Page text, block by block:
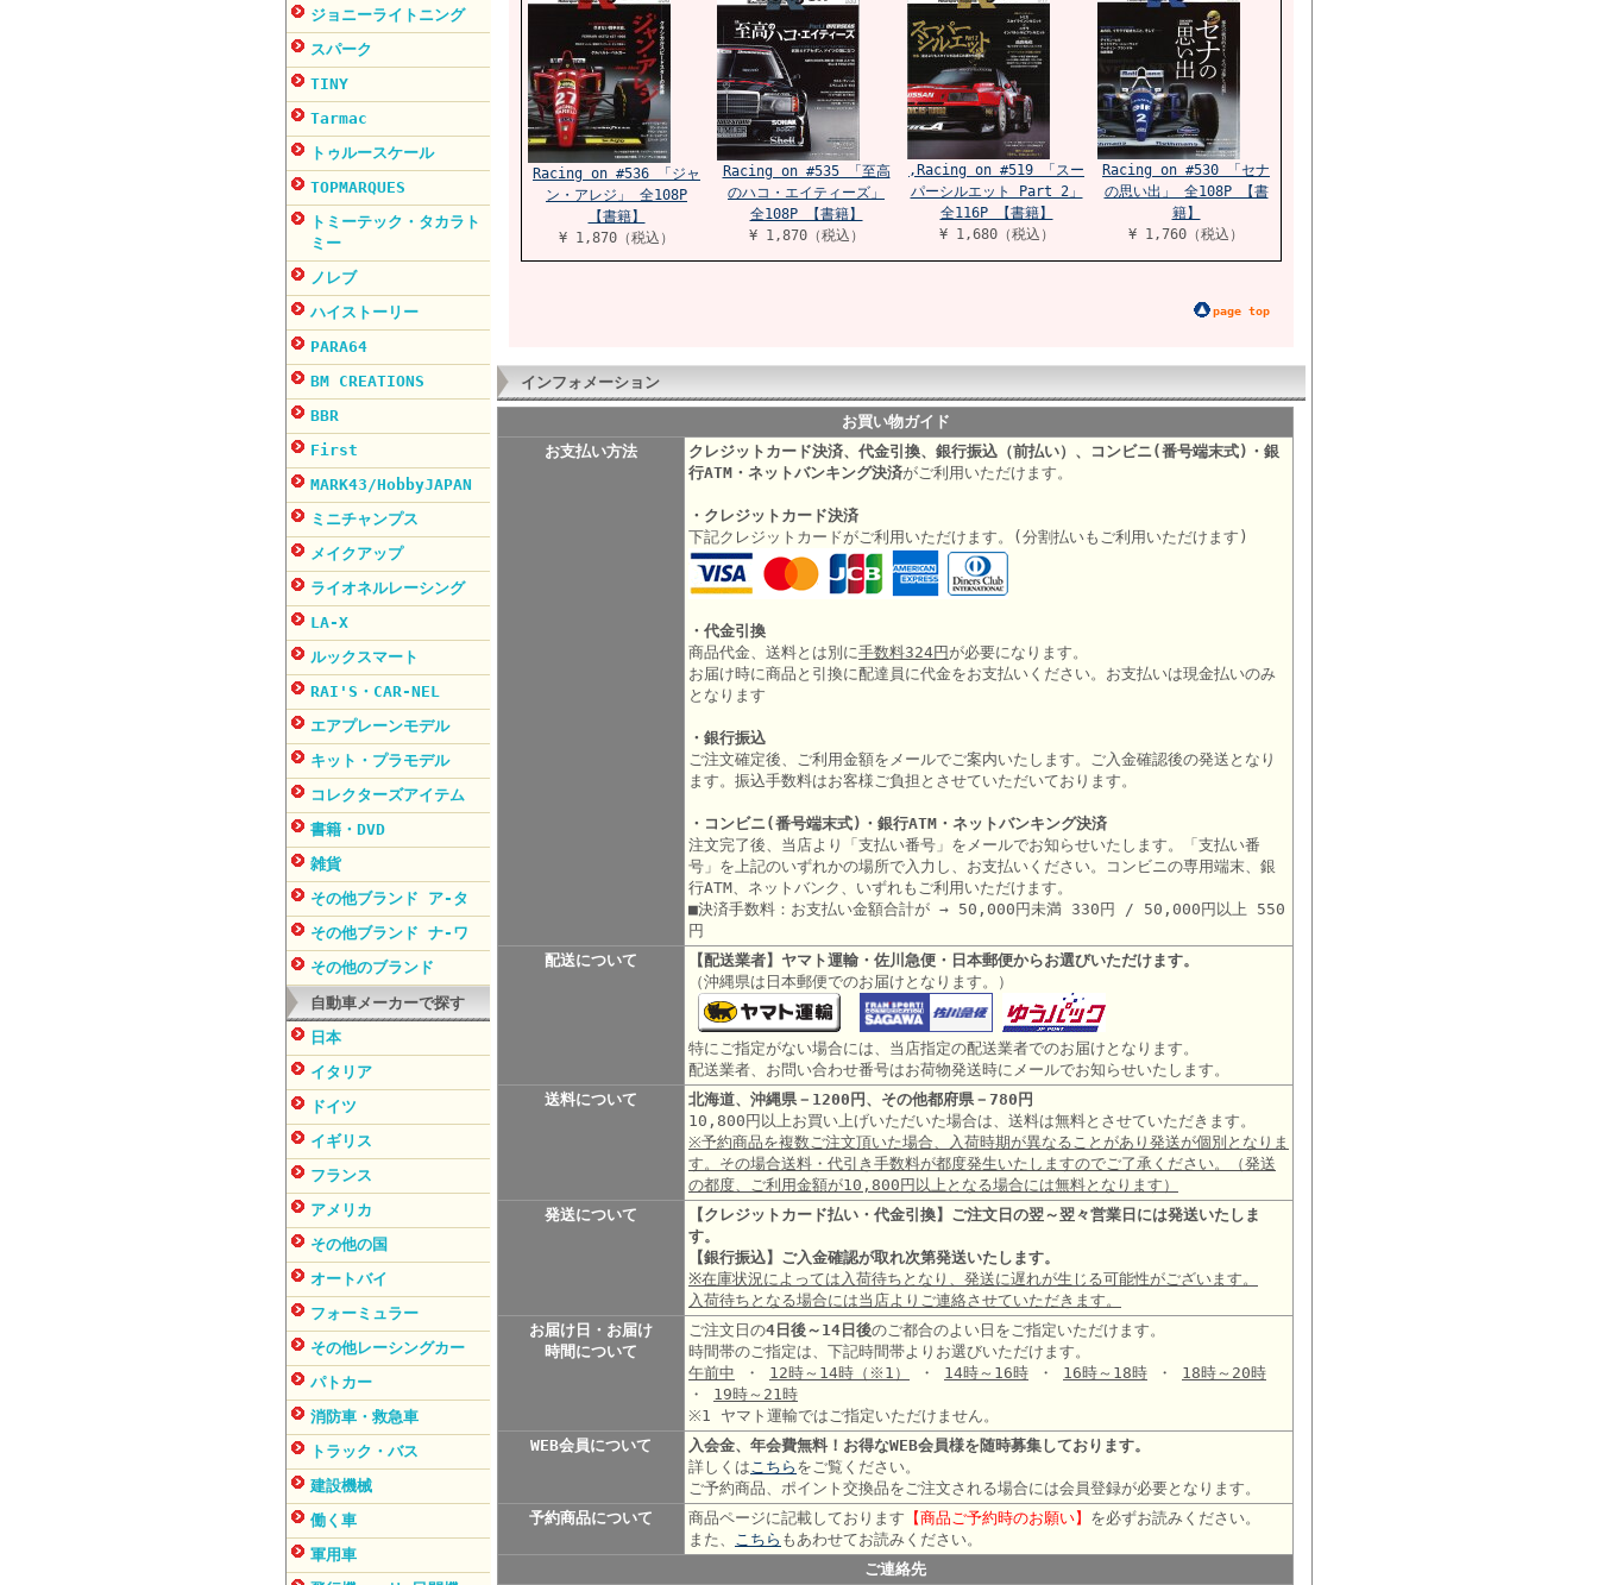
ジョニーライトニング
スパーク
TINY
Tarmac
トゥルースケール
TOPMARQUES
トミーテック・タカラト
ミー
ノレブ
ハイストーリー
PARA64
BM CREATIONS
BBR
First
MARK43/HobbyJAPAN
ミニチャンプス
メイクアップ
ライオネルレーシング
LA-X
ルックスマート
RAI'S・CAR-NEL
エアプレーンモデル
キット・プラモデル
コレクターズアイテム
書籍・DVD
雑貨
その他ブランド ア-タ
その他ブランド ナ-ワ
その他のブランド
自動車メーカーで探す
日本
イタリア
ドイツ
イギリス
フランス
アメリカ
その他の国
オートバイ
フォーミュラー
その他レーシングカー
パトカー
消防車・救急車
トラック・バス
建設機械
働く車
軍用車
Racing on #536 「ジャ
ン・アレジ」 全108P
【書籍】
¥ 1,870（税込）
Racing on #535 「至高
のハコ・エイティーズ」
全108P 【書籍】
¥ 1,870（税込）
,Racing on #519 「スー
パーシルエット Part 2」
全116P 【書籍】
¥ 1,680（税込）
Racing on #530 「セナ
の思い出」 全108P 【書
籍】
¥ 1,760（税込）
page top
インフォメーション
お買い物ガイド
お支払い方法
クレジットカード決済、代金引換、銀行振込（前払い）、コンビニ(番号端末式)・銀
行ATM・ネットバンキング決済がご利用いただけます。
・クレジットカード決済
下記クレジットカードがご利用いただけます。(分割払いもご利用いただけます)
・代金引換
商品代金、送料とは別に手数料324円 が必要になります。
お届け時に商品と引換に配達員に代金をお支払いください。お支払いは現金払いのみ
となります
・銀行振込
ご注文確定後、ご利用金額をメールでご案内いたします。ご入金確認後の発送となり
ます。振込手数料はお客様ご負担とさせていただいております。
・コンビニ(番号端末式)・銀行ATM・ネットバンキング決済
注文完了後、当店より「支払い番号」をメールでお知らせいたします。「支払い番
号」を上記のいずれかの場所で入力し、お支払いください。コンビニの専用端末、銀
行ATM、ネットバンク、いずれもご利用いただけます。
■決済手数料：お支払い金額合計が → 50,000円未満 330円 / 50,000円以上 550
円
配送について
【配送業者】ヤマト運輸・佐川急便・日本郵便からお選びいただけます。
（沖縄県は日本郵便でのお届けとなります。）
特にご指定がない場合には、当店指定の配送業者でのお届けとなります。
配送業者、お問い合わせ番号はお荷物発送時にメールでお知らせいたします。
送料について
北海道、沖縄県－1200円、その他都府県－780円
10,800円以上お買い上げいただいた場合は、送料は無料とさせていただきます。
※予約商品を複数ご注文頂いた場合、入荷時期が異なることがあり発送が個別となりま
す。その場合送料・代引き手数料が都度発生いたしますのでご了承ください。（発送
の都度、ご利用金額が10,800円以上となる場合には無料となります）
発送について
【クレジットカード払い・代金引換】ご注文日の翌～翌々営業日には発送いたしま
す。
【銀行振込】ご入金確認が取れ次第発送いたします。
※在庫状況によっては入荷待ちとなり、発送に遅れが生じる可能性がございます。
入荷待ちとなる場合には当店よりご連絡させていただきます。
お届け日・お届け
時間について
ご注文日の4日後～14日後のご都合のよい日をご指定いただけます。
時間帯のご指定は、下記時間帯よりお選びいただけます。
午前中 ・ 12時～14時 （※1） ・ 14時～16時 ・ 16時～18時 ・ 18時～20時
・ 19時～21時
※1 ヤマト運輸ではご指定いただけません。
WEB会員について
入会金、年会費無料！お得なWEB会員様を随時募集しております。
詳しくはこちら をご覧ください。
ご予約商品、ポイント交換品をご注文される場合には会員登録が必要となります。
予約商品について
商品ページに記載しております 【商品ご予約時のお願い】 を必ずお読みください。
また、 こちら もあわせてお読みください。
ご連絡先